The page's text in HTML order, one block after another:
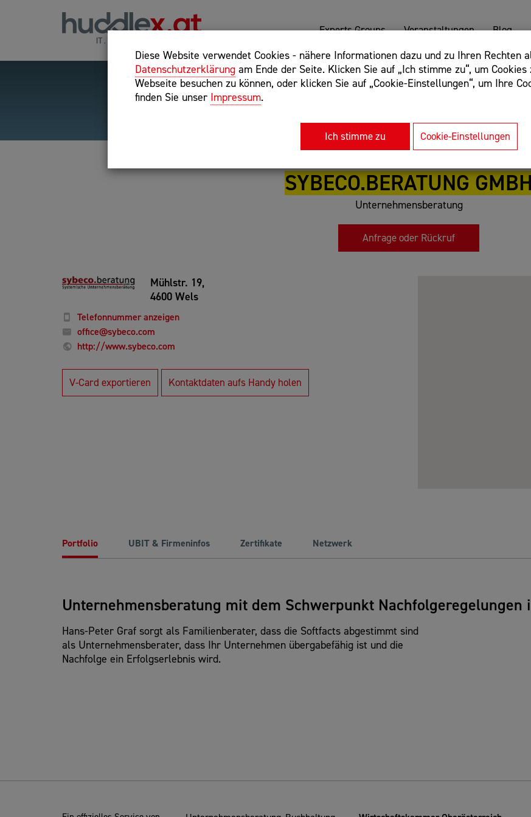
Diese Website verwendet Cookies - nähere Informationen dazu und zu Ihren Rechten
Datenschutzerklärung am Ende der Seite. Klicken Sie auf „Ich stimme zu“, um
Webseite besuchen zu können, oder klicken Sie auf „Cookie-Einstellungen“, um Ihre
finden Sie unser Impressum.
Ich stimme zu Cookie-Einstellungen
Experts Groups Veranstaltungen Blog
Hilfreiche Suchparameter: Begriff einschließen: +webshop, Begriff ausschließen: -
Exakter Suchbegriff: "internet of things"
SYBECO.BERATUNG
Unternehmensberatung
Anfrage oder Rückruf
Mühlstr. 19,
4600 Wels
Telefonnummer anzeigen
office@sybeco.com
http://www.sybeco.com
V-Card exportieren Kontaktdaten aufs Handy holen
Portfolio UBIT & Firmeninfos Zertifikate Netzwerk
Unternehmensberatung mit dem Schwerpunkt Nachfolgeregelungen
Hans-Peter Graf sorgt als Familienberater, dass die Softfacts abgestimmt sind
als Unternehmensberater, dass Ihr Unternehmen übergabefähig ist und die
Nachfolge ein Erfolgserlebnis wird.